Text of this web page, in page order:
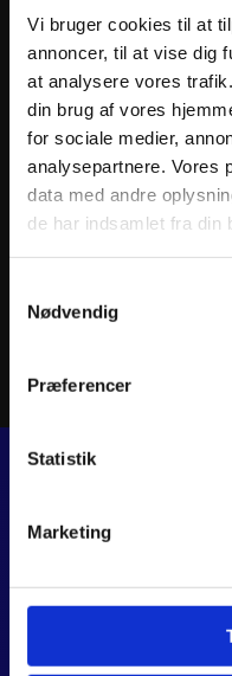
Vi bruger cookies til at
annoncer, til at vise dig
at analysere vores
din brug af vores
for sociale medier,
analysepartnere. Vores
data med andre
de har indsamlet fra din
Nødvendig
Præferencer
Statistik
Marketing
ATHENA PISTON KIT
1.226kr.
Dalagervej 6C
CVR 44928280